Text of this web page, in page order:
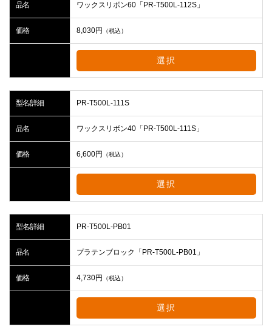
品名 ワックスリボン60「PR-T500L-112S」
価格 8,030円 （税込）
選択
型名/詳細 PR-T500L-111S
品名 ワックスリボン40「PR-T500L-111S」
価格 6,600円 （税込）
選択
型名/詳細 PR-T500L-PB01
品名 プラテンブロック「PR-T500L-PB01」
価格 4,730円 （税込）
選択